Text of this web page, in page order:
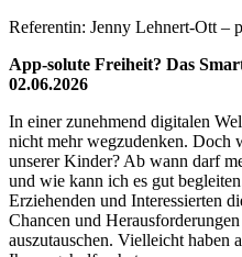
Referentin: Jenny Lehnert-Ott –
App-solute Freiheit? Das
02.06.2026
In einer zunehmend digitalen
nicht mehr wegzudenken. Doch
unserer Kinder? Ab wann darf
und wie kann ich es gut
Erziehenden und Interessierten
Chancen und
auszutauschen. Vielleicht haben